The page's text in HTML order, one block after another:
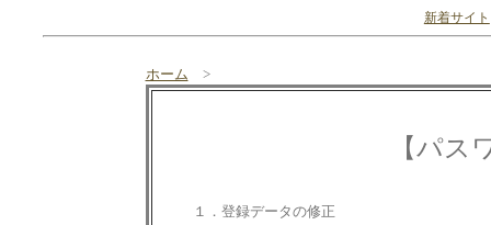
新着サイト
ホーム >
【パス
１．登録データの修正